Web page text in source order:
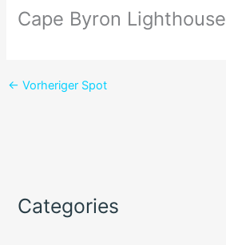
Cape Byron Lighthouse
← Vorheriger Spot
Categories